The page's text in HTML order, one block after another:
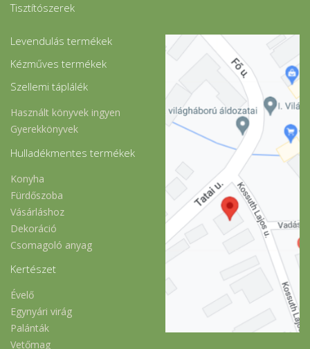
Tisztítószerek
Levendulás termékek
Kézműves termékek
Szellemi táplálék
Használt könyvek ingyen
Gyerekkönyvek
Hulladékmentes termékek
Konyha
Fürdőszoba
Vásárláshoz
Dekoráció
Csomagoló anyag
Kertészet
Évelő
Egynyári virág
Palánták
Vetőmag